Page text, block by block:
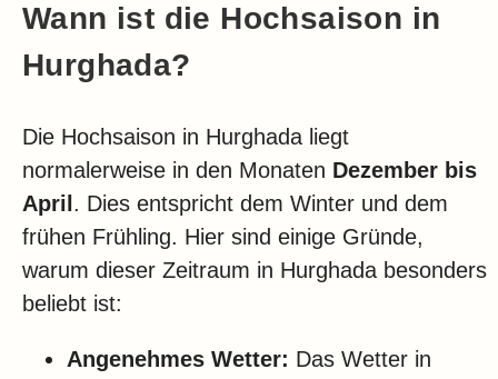
Wann ist die Hochsaison in
Hurghada?
Die Hochsaison in Hurghada liegt
normalerweise in den Monaten Dezember bis
April . Dies entspricht dem Winter und dem
frühen Frühling. Hier sind einige Gründe,
warum dieser Zeitraum in Hurghada besonders
beliebt ist:
Angenehmes Wetter: Das Wetter in